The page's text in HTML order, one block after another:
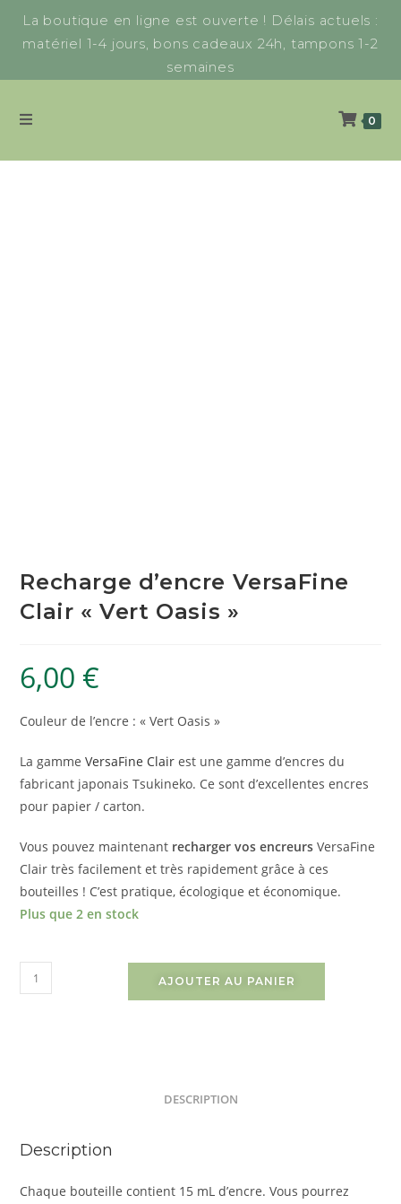
La boutique en ligne est ouverte ! Délais actuels :
matériel 1-4 jours, bons cadeaux 24h, tampons 1-2
semaines
0
Recharge d’encre VersaFine
Clair « Vert Oasis »
6,00 €
Couleur de l’encre : « Vert Oasis »
La gammeVersaFine Clair est une gamme d’encres du
fabricant japonais Tsukineko. Ce sont d’excellentes encres
pour papier / carton.
Vous pouvez maintenant recharger vos encreurs VersaFine
Clair très facilement et très rapidement grâce à ces
bouteilles ! C’est pratique, écologique et économique.
Plus que 2 en stock
AJOUTER AU PANIER
DESCRIPTION
Description
Chaque bouteille contient 15 mL d’encre. Vous pourrez